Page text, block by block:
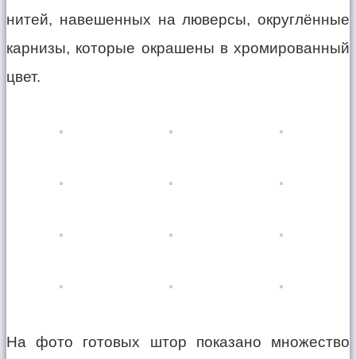
нитей, навешенных на люверсы, округлённые
карнизы, которые окрашены в хромированный
цвет.
На фото готовых штор показано множество